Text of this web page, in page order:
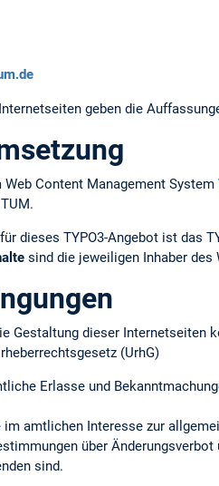
geben die
Content Management System
dieses TYPO3-Angebot ist das
sind die jeweiligen Inhaber
Gestaltung dieser
(UrhG)
Erlasse und
im amtlichen Interesse zur
über
sind.